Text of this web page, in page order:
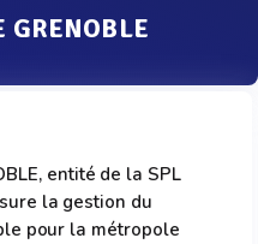
GRENOBLE
entité de la SPL
la gestion du
pour la métropole